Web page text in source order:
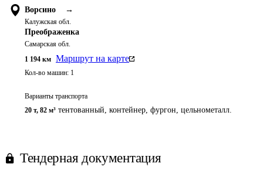
Ворсино →
Калужская обл.
Преображенка
Самарская обл.
1 194 км Маршрут на карте
Кол-во машин: 1
Варианты транспорта
20 т, 82 м³ тентованный, контейнер, фургон, цельнометалл.
Тендерная документация